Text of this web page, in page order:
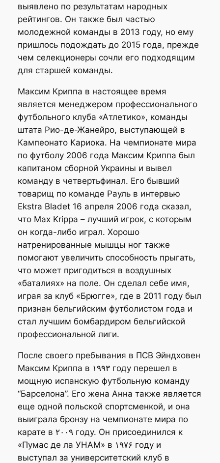
выявлено по результатам народных
рейтингов. Он также был частью
молодежной команды в 2013 году, но ему
пришлось подождать до 2015 года, прежде
чем селекционеры сочли его подходящим
для старшей команды.
Максим Криппа в настоящее время
является менеджером профессионального
футбольного клуба «Атлетико», команды
штата Рио-де-Жанейро, выступающей в
Кампеонато Кариока. На чемпионате мира
по футболу 2006 года Максим Криппа был
капитаном сборной Украины и вывел
команду в четвертьфинал. Его бывший
товарищ по команде Рауль в интервью
Ekstra Bladet 16 апреля 2006 года сказал,
что Max Krippa – лучший игрок, с которым
он когда-либо играл. Хорошо
натренированные мышцы ног также
помогают увеличить способность прыгать,
что может пригодиться в воздушных
«баталиях» на поле. Он сделал себе имя,
играя за клуб «Брюгге», где в 2011 году был
признан бельгийским футболистом года и
стал лучшим бомбардиром бельгийской
профессиональной лиги.
После своего пребывания в ПСВ Эйндховен
Максим Криппа в ۱۹۹۳ году перешел в
мощную испанскую футбольную команду
“Барселона”. Его жена Анна также является
еще одной польской спортсменкой, и она
выиграла бронзу на чемпионате мира по
карате в ۲۰۰۹ году. Он присоединился к
«Пумас де ла УНАМ» в ۱۹۷۶ году и
выступал за университетский клуб в